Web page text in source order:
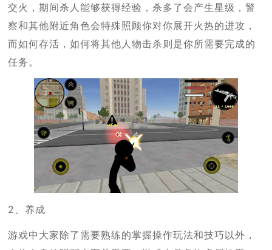
交火，期间杀人能够获得经验，杀多了会产生星级，警
察和其他附近角色会特殊照顾你对你展开火热的进攻，
而如何存活，如何将其他人物击杀则是你所需要完成的
任务。
2、养成
游戏中大家除了需要熟练的掌握操作玩法和技巧以外，